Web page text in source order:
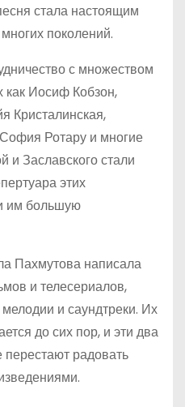
стала настоящим
поколений.
с множеством
как Иосиф Кобзон,
Кристалинская,
Ротару и многие
и Заславского стали
этих
им большую
Пахмутова написала
и телесериалов,
и саундтреки. Их
до сих пор, и эти два
радовать